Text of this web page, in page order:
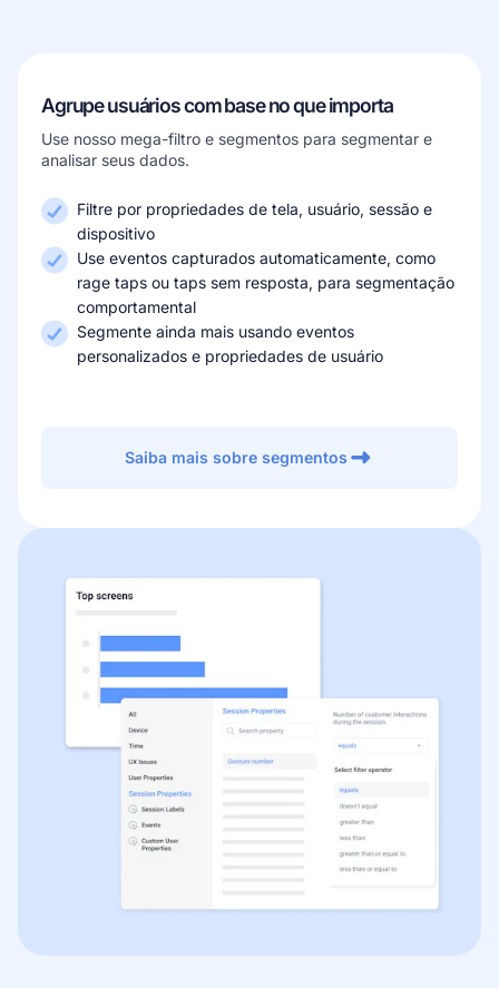
Agrupe usuários com base no que importa
Use nosso mega-filtro e segmentos para segmentar e
analisar seus dados.
Filtre por propriedades de tela, usuário, sessão e
dispositivo
Use eventos capturados automaticamente, como
rage taps ou taps sem resposta, para segmentação
comportamental
Segmente ainda mais usando eventos
personalizados e propriedades de usuário
Saiba mais sobre segmentos